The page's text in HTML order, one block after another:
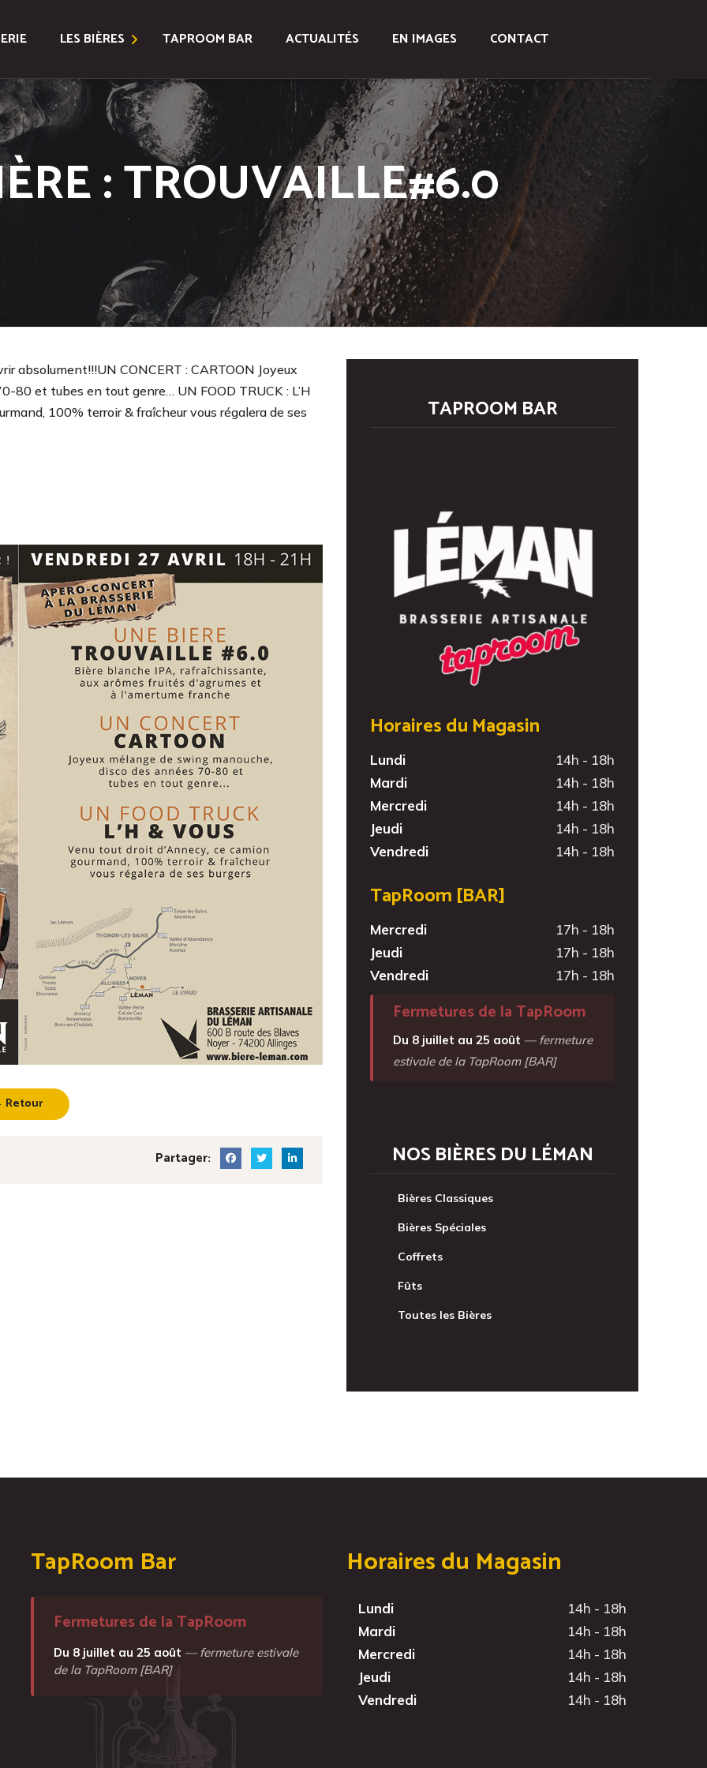
LES BIÈRES
Bières Classiques
Bières Spéciales
Coffrets
TAPROOM BAR ACTUALITÉS EN IMAGES CONTACT
: TROUVAILLE#6.0
absolument!!!UN CONCERT : CARTOON Joyeux
80 et tubes en tout genre… UN FOOD TRUCK : L’H
100% terroir & fraîcheur vous régalera de ses
Partager:
TAPROOM BAR
Horaires du Magasin
Lundi
14h - 18h
Mardi
14h - 18h
Mercredi
14h - 18h
Jeudi
14h - 18h
Vendredi
14h - 18h
TapRoom [BAR]
Mercredi
17h - 18h
Jeudi
17h - 18h
Vendredi
17h - 18h
Fermetures de la TapRoom
Du 8 juillet au 25 août — fermeture
estivale de la TapRoom [BAR]
NOS BIÈRES DU LÉMAN
Bières Classiques
Bières Spéciales
Coffrets
Fûts
Toutes les Bières
TapRoom Bar
Fermetures de la TapRoom
Du 8 juillet au 25 août — fermeture estivale
de la TapRoom [BAR]
Horaires du Magasin
Lundi
14h - 18h
Mardi
14h - 18h
Mercredi
14h - 18h
Jeudi
14h - 18h
Vendredi
14h - 18h